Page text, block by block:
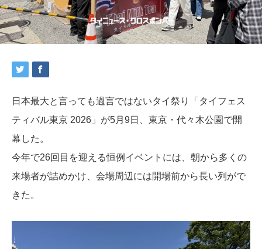
日本最大と言っても過言ではないタイ祭り「タイフェス
ティバル東京 2026 」が5月9日、東京・代々木公園で開
幕した。
今年で26回目を迎える恒例イベントには、朝から多くの
来場者が詰めかけ、会場周辺には開場前から長い列がで
きた。